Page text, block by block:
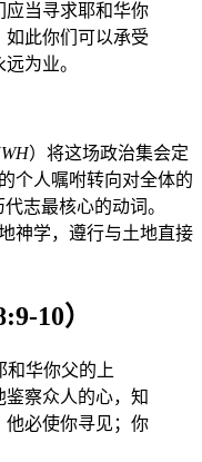
应当寻求耶和华你
此你们可以承受
为业。
）将这场政治集会定
个人嘱咐转向对全体的
代志最核心的动词。
神学，遵行与土地直接
10）
和华你父的上
察众人的心，知
他必使你寻见；你